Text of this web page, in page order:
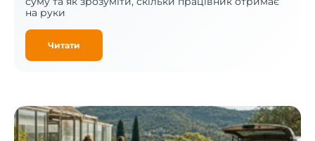
на руки
Читати